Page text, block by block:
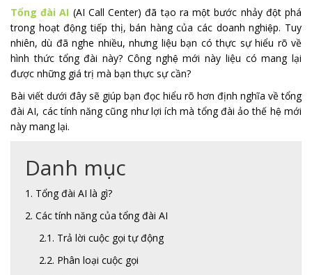
Tổng đài AI (AI Call Center) đã tạo ra một bước nhảy đột phá
trong hoạt động tiếp thị, bán hàng của các doanh nghiệp. Tuy
nhiên, dù đã nghe nhiều, nhưng liệu bạn có thực sự hiểu rõ về
hình thức tổng đài này? Công nghệ mới này liệu có mang lại
được những giá trị mà bạn thực sự cần?
Bài viết dưới đây sẽ giúp bạn đọc hiểu rõ hơn định nghĩa về tổng
đài AI, các tính năng cũng như lợi ích mà tổng đài ảo thế hệ mới
này mang lại.
Danh mục
1. Tổng đài AI là gì?
2. Các tính năng của tổng đài AI
2.1. Trả lời cuộc gọi tự động
2.2. Phân loại cuộc gọi